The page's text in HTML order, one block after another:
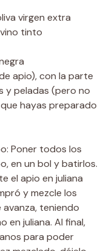
virgen extra
tinto
apio), con la parte
y peladas (pero no
hayas preparado
Poner todos los
en un bol y batirlos.
el apio en juliana
y mezcle los
teniendo
en juliana. Al final,
para poder